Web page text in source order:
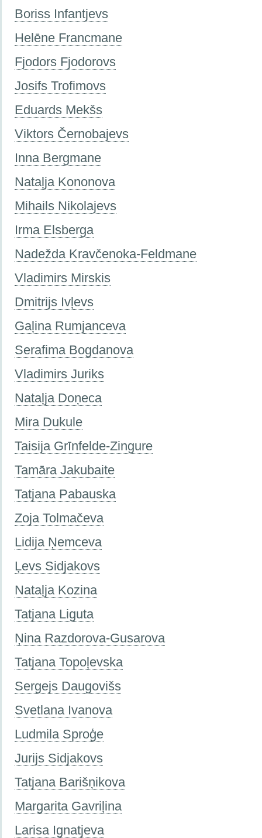
Boriss Infantjevs
Helēne Francmane
Fjodors Fjodorovs
Josifs Trofimovs
Eduards Mekšs
Viktors Černobajevs
Inna Bergmane
Nataļja Kononova
Mihails Nikolajevs
Irma Elsberga
Nadežda Kravčenoka-Feldmane
Vladimirs Mirskis
Dmitrijs Ivļevs
Gaļina Rumjanceva
Serafima Bogdanova
Vladimirs Juriks
Nataļja Doņeca
Mira Dukule
Taisija Grīnfelde-Zingure
Tamāra Jakubaite
Tatjana Pabauska
Zoja Tolmačeva
Lidija Ņemceva
Ļevs Sidjakovs
Nataļja Kozina
Tatjana Liguta
Ņina Razdorova-Gusarova
Tatjana Topoļevska
Sergejs Daugovišs
Svetlana Ivanova
Ludmila Sproģe
Jurijs Sidjakovs
Tatjana Barišņikova
Margarita Gavriļina
Larisa Ignatjeva